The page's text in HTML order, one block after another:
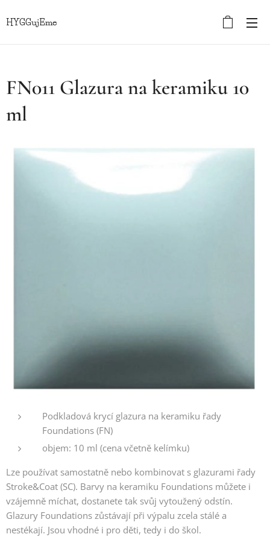
HYGGujEme
FN011 Glazura na keramiku 10
ml
Podkladová krycí glazura na keramiku řady
Foundations (FN)
objem: 10 ml (cena včetně kelímku)
Lze používat samostatně nebo kombinovat s glazurami řady
Stroke&Coat (SC). Barvy na keramiku Foundations můžete i
vzájemně míchat, dostanete tak svůj vytoužený odstín.
Glazury Foundations zůstávají při výpalu zcela stálé a
nestékají. Jsou vhodné i pro děti, tedy i do škol.